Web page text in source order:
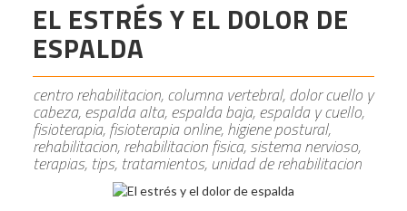
EL ESTRÉS Y EL DOLOR DE
ESPALDA
centro rehabilitacion, columna vertebral, dolor cuello y
cabeza, espalda alta, espalda baja, espalda y cuello,
fisioterapia, fisioterapia online, higiene postural,
rehabilitacion, rehabilitacion fisica, sistema nervioso,
terapias, tips, tratamientos, unidad de rehabilitacion